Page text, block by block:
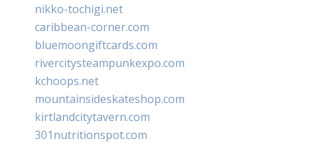
nikko-tochigi.net
caribbean-corner.com
bluemoongiftcards.com
rivercitysteampunkexpo.com
kchoops.net
mountainsideskateshop.com
kirtlandcitytavern.com
301nutritionspot.com